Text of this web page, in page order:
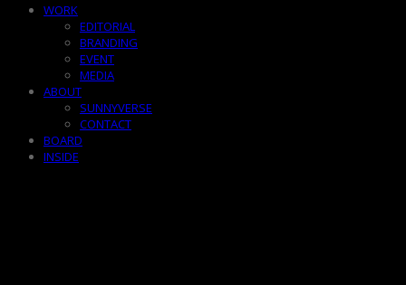
WORK
EDITORIAL
BRANDING
EVENT
MEDIA
ABOUT
SUNNYVERSE
CONTACT
BOARD
INSIDE